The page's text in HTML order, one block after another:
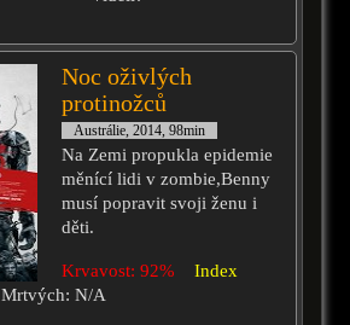
Noc oživlých
protinožců
Austrálie, 2014, 98min
Na Zemi propukla epidemie
měnící lidi v zombie,Benny
musí popravit svoji ženu i
děti.
Krvavost: 92%
Index
Mrtvých: N/A